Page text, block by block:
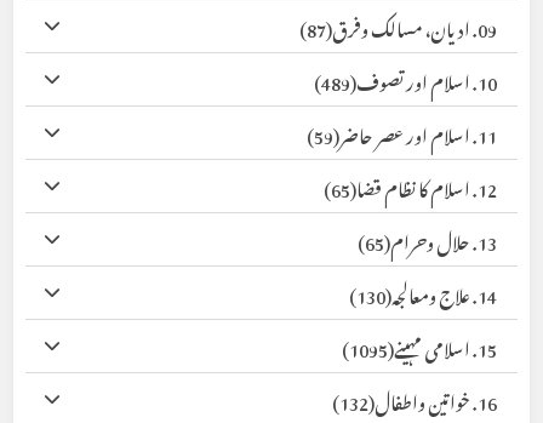
09. ادیان، مسالک وفرق
(87)
10. اسلام اور تصوف
(489)
11. اسلام اور عصر حاضر
(59)
12. اسلام کا نظام قضا
(65)
13. حلال وحرام
(65)
14. علاج ومعالجہ
(130)
15. اسلامی مہینے
(1095)
16. خواتین واطفال
(132)